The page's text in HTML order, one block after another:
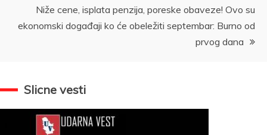
Niže cene, isplata penzija, poreske obaveze! Ovo su
ekonomski događaji ko će obeležiti septembar: Burno od
prvog dana
Slicne vesti